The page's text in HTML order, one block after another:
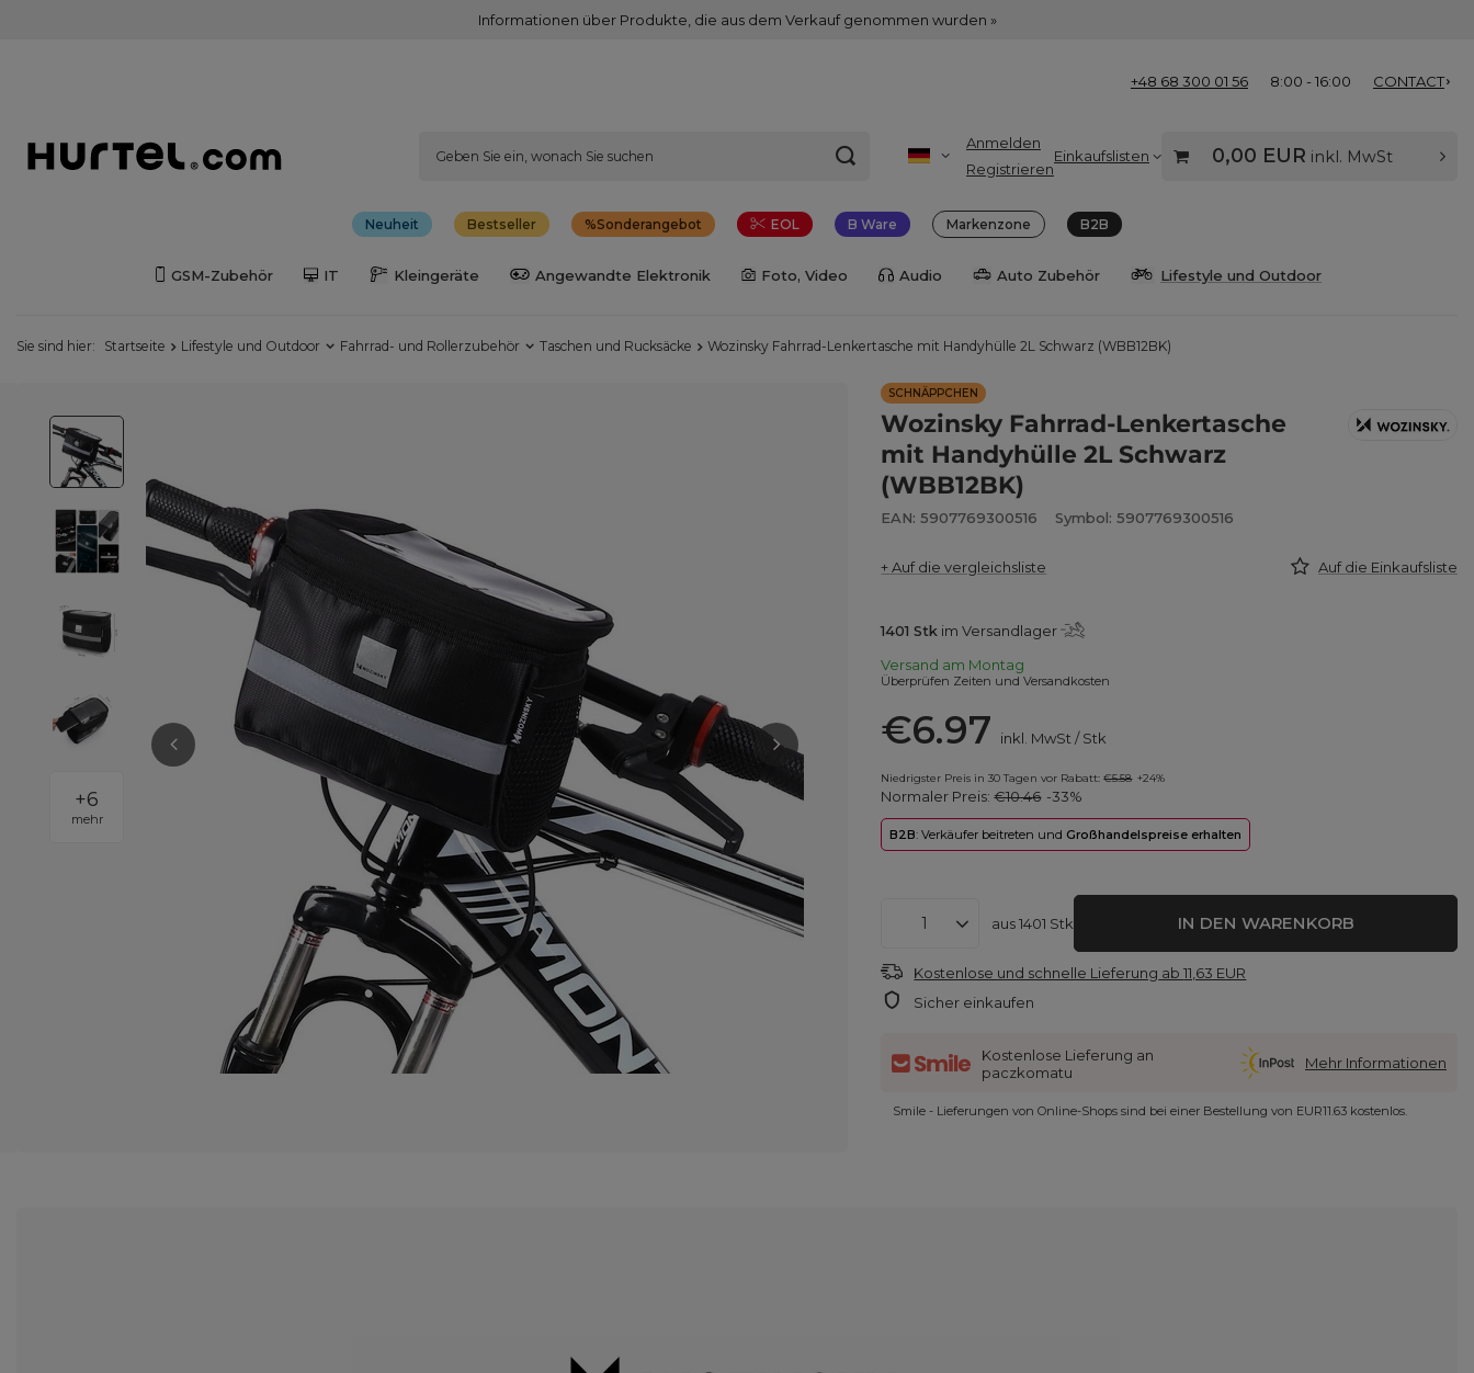
Informationen über Produkte, die aus dem Verkauf genommen wurden »
+48 68 300 01 56 8:00 - 16:00 CONTACT
Anmelden
Registrieren
Einkaufslisten 0,00 EUR inkl. MwSt
Neuheit Bestseller Sonderangebot EOL B Ware Markenzone B2B
GSM-Zubehör IT Kleingeräte Angewandte Elektronik Foto, Video Audio Auto Zubehör Lifestyle und Outdoor
Sie sind hier: Startseite Lifestyle und Outdoor Fahrrad- und Rollerzubehör Taschen und Rucksäcke Wozinsky Fahrrad-Lenkertasche mit Handyhülle 2L Schwarz (WBB12BK)
+6
mehr
SCHNÄPPCHEN
Wozinsky Fahrrad-Lenkertasche
mit Handyhülle 2L Schwarz
(WBB12BK)
EAN: 5907769300516 Symbol: 5907769300516
+ Auf die vergleichsliste Auf die Einkaufsliste
1401 Stk im Versandlager
Versand am Montag
Überprüfen Zeiten und Versandkosten
€6.97 inkl. MwSt /Stk
Niedrigster Preis in 30 Tagen vor Rabatt:€5.58 +24%
Normaler Preis:€10.46 -33%
B2B: Verkäufer beitreten und Großhandelspreise erhalten
aus1401 Stk IN DEN WARENKORB
Kostenlose und schnelle Lieferung ab11,63 EUR
Sicher einkaufen
Kostenlose Lieferung an
paczkomatu
Mehr Informationen
Smile - Lieferungen von Online-Shops sind bei einer Bestellung von EUR11.63 kostenlos.